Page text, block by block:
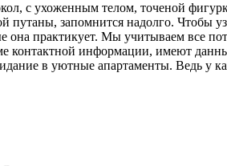
с ухоженным телом, точеной
запомнится надолго. Чтобы
она практикует. Мы учитываем все
информации, имеют
в уютные апартаменты. Ведь у